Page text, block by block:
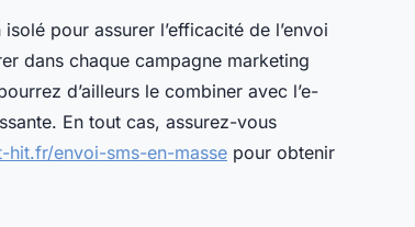
pour assurer l’efficacité de l’envoi
dans chaque campagne marketing
d’ailleurs le combiner avec l’e-
En tout cas, assurez-vous
hit.fr/envoi-sms-en-masse pour obtenir